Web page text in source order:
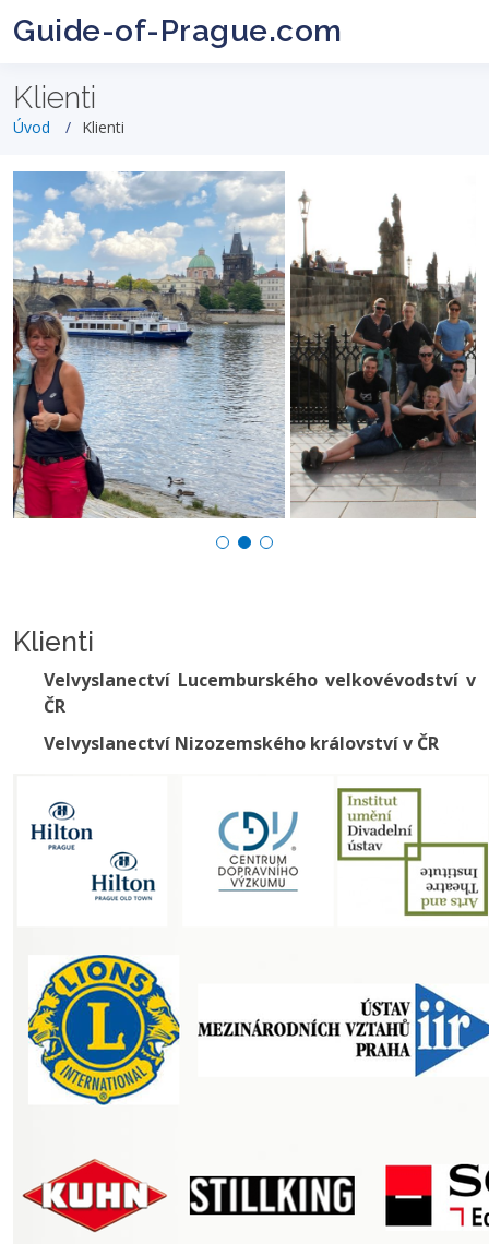
Guide-of-Prague.com
Klienti
Úvod Klienti
Klienti
Velvyslanectví Lucemburského velkovévodství v
ČR
Velvyslanectví Nizozemského království v ČR